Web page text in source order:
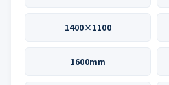
1400×1100
1600mm